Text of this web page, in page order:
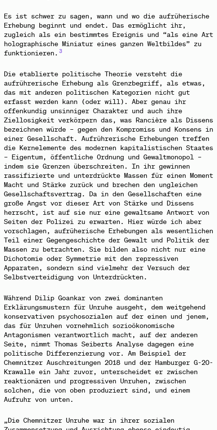
Es ist schwer zu sagen, wann und wo die aufrüherische
Erhebung beginnt und endet. Das ermöglicht ihr,
zugleich als ein bestimmtes Ereignis und “als eine Art
holographische Miniatur eines ganzen Weltbildes” zu
funktionieren. 3
Die etablierte politische Theorie versteht die
aufrührerische Erhebung als Grenzbegriff, als etwas,
das mit anderen politischen Kategorien nicht gut
erfasst werden kann (oder will). Aber genau ihr
offenkundig unsinniger Charakter und auch ihre
Ziellosigkeit verkörpern das, was Rancière als Dissens
bezeichnen würde – gegen den Kompromiss und Konsens in
einer Gesellschaft. Aufrührerische Erhebungen treffen
die Kernelemente des modernen kapitalistischen Staates
– Eigentum, öffentliche Ordnung und Gewaltmonopol –
indem sie Grenzen überschreiten. In ihr gewinnen
rassifizierte und unterdrückte Massen für einen Moment
Macht und Stärke zurück und brechen den ungleichen
Gesellschaftsvertrag. Da in den Gesellschaften eine
große Angst vor dieser Art von Stärke und Dissens
herrscht, ist auf sie nur eine gewaltsame Antwort von
Seiten der Polizei zu erwarten. Hier würde ich aber
vorschlagen, aufrüherische Erhebungen als wesentlichen
Teil einer Gegengeschichte der Gewalt und Politik der
Massen zu betrachten. Sie bilden also nicht nur eine
Dichotomie oder Symmetrie mit den repressiven
Apparaten, sondern sind vielmehr der Versuch der
Selbstverteidigung von Unterdrückten.
Während Dilip Goankar von zwei dominanten
Erklärungsmustern für Unruhe ausgeht, dem weitgehend
konservativen psychosozialen auf der einen und jenem,
das für Unruhen vornehmlich sozioökonomische
Antagonismen verantwortlich macht, auf der anderen
Seite, nimmt Thomas Seiberts Analyse dagegen eine
politische Differenzierung vor. Am Beispiel der
Chemnitzer Auschreitungen 2018 und der Hamburger G-20-
Krawalle ein Jahr zuvor, unterscheidet er zwischen
reaktionären und progressiven Unruhen, zwischen
solchen, die von oben produziert sind, und einem
Aufruhr von unten.
„Die Chemnitzer Unruhe war in ihrer sozialen